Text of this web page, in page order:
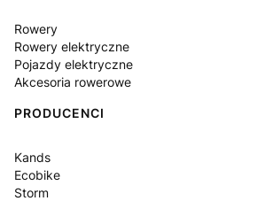
Rowery
Rowery elektryczne
Pojazdy elektryczne
Akcesoria rowerowe
PRODUCENCI
Kands
Ecobike
Storm